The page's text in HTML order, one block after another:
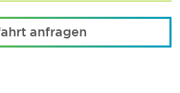
anfragen